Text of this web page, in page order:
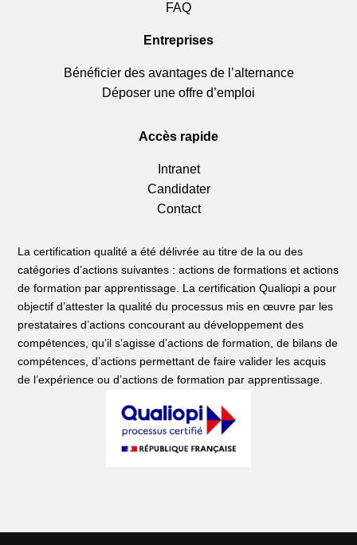
FAQ
Entreprises
Bénéficier des avantages de l’alternance
Déposer une offre d’emploi
Accès rapide
Intranet
Candidater
Contact
La certification qualité a été délivrée au titre de la ou des
catégories d’actions suivantes : actions de formations et actions
de formation par apprentissage. La certification Qualiopi a pour
objectif d’attester la qualité du processus mis en œuvre par les
prestataires d’actions concourant au développement des
compétences, qu’il s’agisse d’actions de formation, de bilans de
compétences, d’actions permettant de faire valider les acquis
de l’expérience ou d’actions de formation par apprentissage.